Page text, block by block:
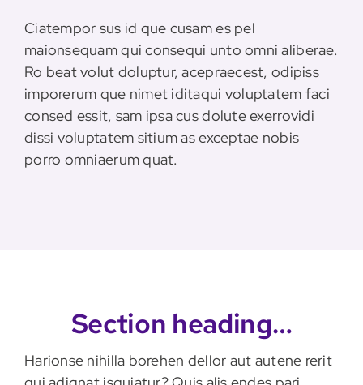
Ciatempor sus id que cusam es pel
maionsequam qui consequi unto omni aliberae.
Ro beat volut doluptur, acepraecest, odipiss
imporerum que nimet iditaqui voluptatem faci
consed essit, sam ipsa cus dolute exerrovidi
dissi voluptatem sitium as exceptae nobis
porro omniaerum quat.
Section heading…
Harionse nihilla borehen dellor aut autene rerit